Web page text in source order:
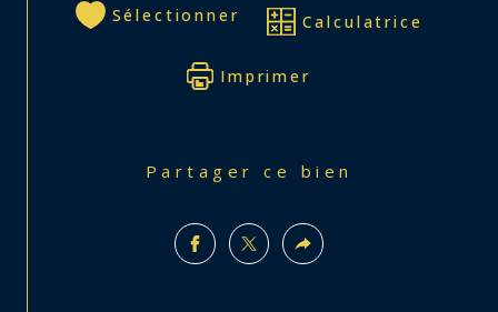
Sélectionner Calculatrice
Imprimer
Partager ce bien